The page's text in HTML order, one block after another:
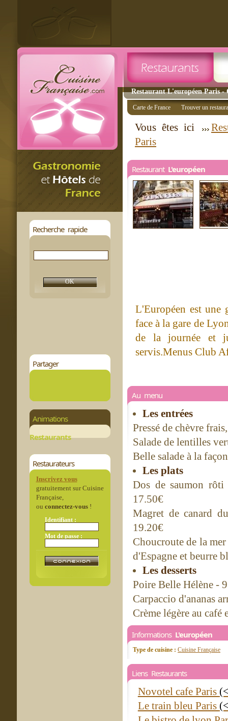
Restaurant L'européen Paris -
Recherche rapide
Partager
Animations
Restaurants
Restaurateurs
Inscrivez vous
gratuitement sur Cuisine
Française,
ou connectez-vous!
Identifiant :
Mot de passe :
Carte de France Trouver un
Vous êtes ici
Paris
Restaurant L'européen
L'Européen est une
face à la gare de
de la journée et
servis.Menus Club
Au menu
Les entrées
Pressé de chèvre
Salade de lentilles
Belle salade à la
Les plats
Dos de saumon
17.50€
Magret de canard
19.20€
Choucroute de la
d'Espagne et beurre
Les desserts
Poire Belle Hélène -
Carpaccio d'ananas
Crème légère au
Informations L'européen
Type de cuisine : Cuisine Française
Liens Restaurants
Novotel cafe Paris
Le train bleu Paris